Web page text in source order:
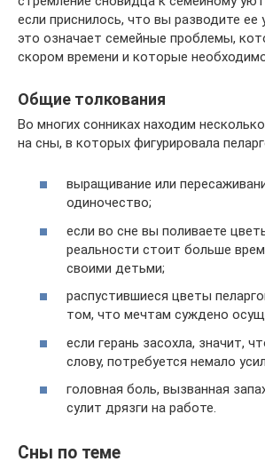
если приснилось, что вы разводите ее
это означает семейные проблемы,
скором времени и которые
Общие толкования
Во многих сонниках находим
на сны, в которых фигурировала
выращивание или
одиночество;
если во сне вы поливаете
реальности стоит больше
своими детьми;
распустившиеся цветы
том, что мечтам суждено
если герань засохла, значит,
слову, потребуется немало
головная боль, вызванная
сулит дрязги на работе.
Сны по теме